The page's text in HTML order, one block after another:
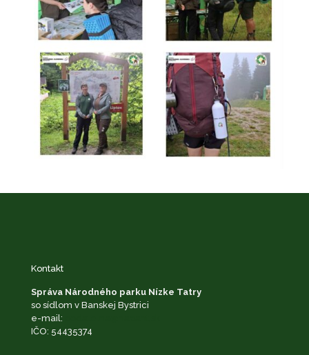
Kontakt
Správa Národného parku Nízke Tatry
so sídlom v Banskej Bystrici
e-mail:
IČO: 54435374